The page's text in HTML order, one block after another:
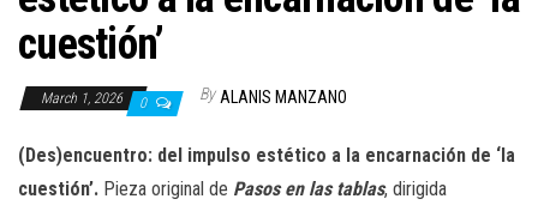
cuestión’
March 1, 2026 0 By ALANIS MANZANO
(Des)encuentro: del impulso estético a la encarnación de ‘la
cuestión’. Pieza original de Pasos en las tablas, dirigida